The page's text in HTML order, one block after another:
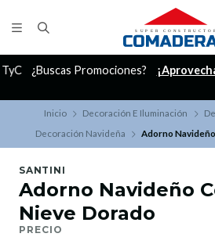
¿Buscas Promociones? ¡Aprovecha
Inicio Decoración E Iluminación
Decoración Navideña
Adorno
SANTINI
Adorno Navideño
Nieve Dorado
PRECIO